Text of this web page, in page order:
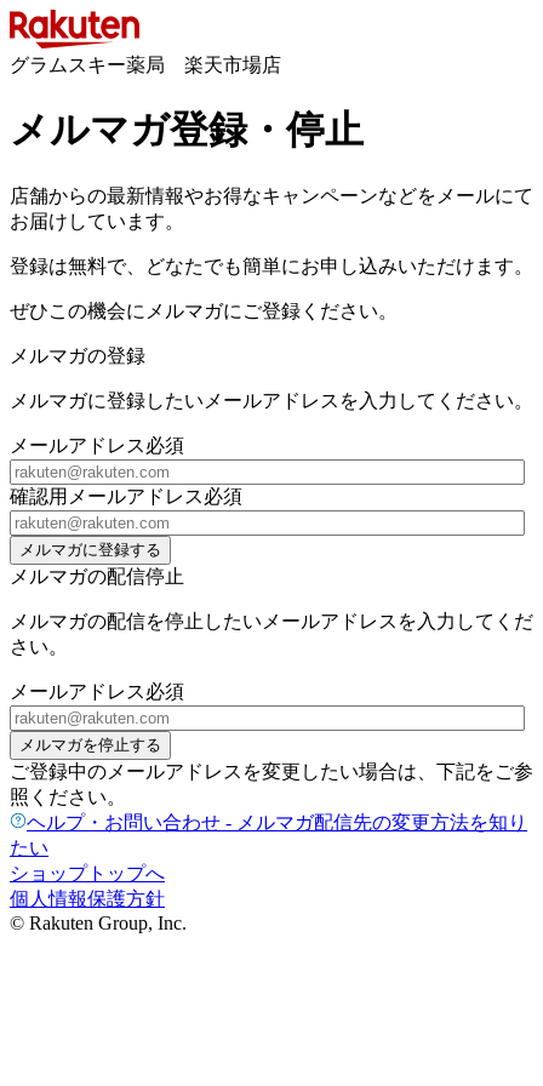
グラムスキー薬局 楽天市場店
メルマガ登録・停止
店舗からの最新情報やお得なキャンペーンなどをメールにて
お届けしています。
登録は無料で、どなたでも簡単にお申し込みいただけます。
ぜひこの機会にメルマガにご登録ください。
メルマガの登録
メルマガに登録したいメールアドレスを入力してください。
メールアドレス必須
確認用メールアドレス必須
メルマガに登録する
メルマガの配信停止
メルマガの配信を停止したいメールアドレスを入力してくだ
さい。
メールアドレス必須
メルマガを停止する
ご登録中のメールアドレスを変更したい場合は、下記をご参
照ください。
ヘルプ・お問い合わせ - メルマガ配信先の変更方法を知り
たい
ショップトップへ
個人情報保護方針
© Rakuten Group, Inc.